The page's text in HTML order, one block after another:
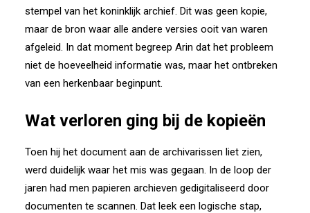
stempel van het koninklijk archief. Dit was geen kopie,
maar de bron waar alle andere versies ooit van waren
afgeleid. In dat moment begreep Arin dat het probleem
niet de hoeveelheid informatie was, maar het ontbreken
van een herkenbaar beginpunt.
Wat verloren ging bij de kopieën
Toen hij het document aan de archivarissen liet zien,
werd duidelijk waar het mis was gegaan. In de loop der
jaren had men papieren archieven gedigitaliseerd door
documenten te scannen. Dat leek een logische stap,